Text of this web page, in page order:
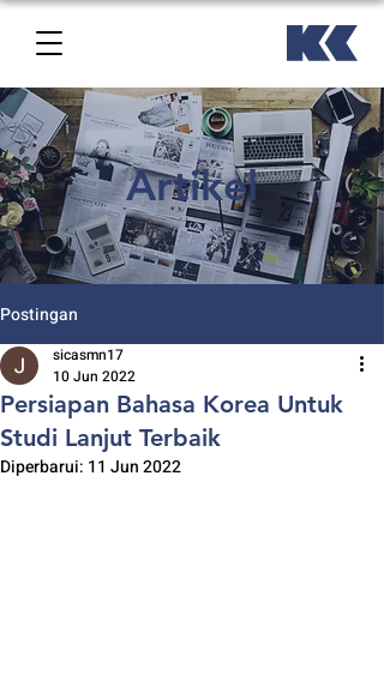
Artikel
Postingan
Persiapan Bahasa Korea Untuk
Studi Lanjut Terbaik
sicasmn17
10 Jun 2022
Diperbarui: 11 Jun 2022